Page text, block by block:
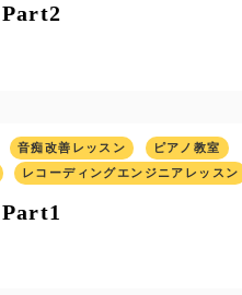
Part2
音痴改善レッスン
ピアノ教室
レコーディングエンジニアレッスン